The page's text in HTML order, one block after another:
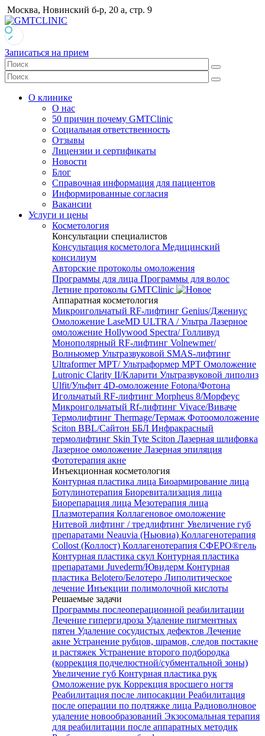
Москва, Новинский б-р, 20 а, стр. 9
Записаться на прием
О клинике
О нас
50 причин почему GMTClinic
Социальная ответственность
Отзывы
Лицензии и сертификаты
Новости
Блог
Справочная информация для пациентов
Информированные согласия
Вакансии
Услуги и цены
Косметология
Консультации специалистов
Консультация косметолога Медицинский
консилиум
Авторские протоколы омоложения
Программы для лица Программы для волос
Летние протоколы GMTClinic
Аппаратная косметология
Микроигольчатый RF-лифтинг Genius/Джениус
Омоложение LaseMD ULTRA / Ультра Лазерное
омоложение Hollywood Spectra/ Голливуд
Монополярный RF-лифтинг Volnewmer/
Волньюмер Ультразвуковой SMAS-лифтинг
Ultraformer MPT/ Ультраформер MPT Омоложение
Lutronic Clarity II/Кларити Ультразвуковой липолиз
Ulfit/Ульфит 4D-омоложение Fotona/Фотона
Игольчатый RF-лифтинг Morpheus 8/Морфеус
Микроигольчатый Rf-лифтинг Vivace/Виваче
Термолифтинг Thermage/Термаж Фотоомоложение
Sciton BBL/Сайтон ББЛ Инфракрасный
термолифтинг Skin Tyte Sciton Лазерная шлифовка
Лазерное омоложение Лазерная эпиляция
Фототерапия акне
Инъекционная косметология
Контурная пластика лица Биоармирование лица
Ботулинотерапия Биоревитализация лица
Биорепарация лица Мезотерапия лица
Плазмотерапия Коллагеновое омоложение
Нитевой лифтинг / тредлифтинг Увеличение губ
препаратами Neauvia (Ньювиа) Коллагенотерапия
Collost (Коллост) Коллагенотерапия СФЕРО®гель
Контурная пластика скул Контурная пластика
препаратами Juvederm/Ювидерм Контурная
пластика Belotero/Белотеро Липолитическое
лечение Инъекции полимолочной кислоты
Решаемые задачи
Программы послеоперационной реабилитации
Лечение гипергидроза Удаление пигментных
пятен Удаление сосудистых дефектов Лечение
акне Устранение рубцов, шрамов, следов постакне
и растяжек Устранение второго подбородка
(коррекция подчелюстной/субментальной зоны)
Увеличение губ Контурная пластика рук
Омоложение рук Коррекция вросшего ногтя
Реабилитация после липосакции Реабилитация
после операции по подтяжке лица Радиоволновое
удаление новообразований Экзосомальная терапия
для реабилитации после аппаратных методик